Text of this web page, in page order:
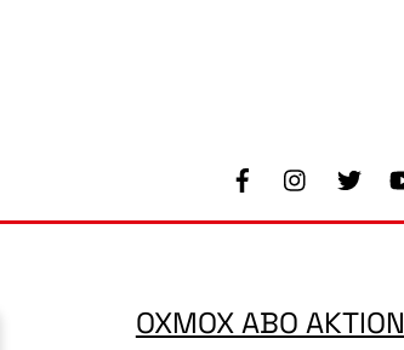
Facebook
OXMOX ABO AKTION